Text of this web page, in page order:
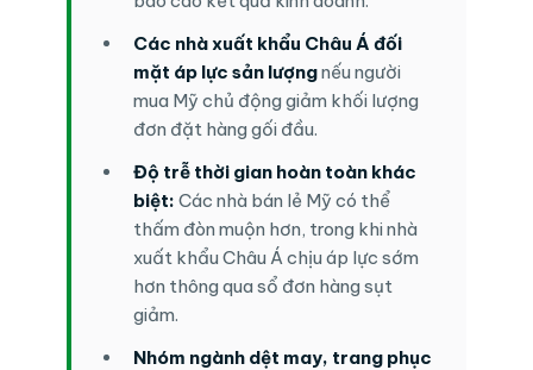
Các nhà xuất khẩu Châu Á đối
mặt áp lực sản lượngnếu người
mua Mỹ chủ động giảm khối lượng
đơn đặt hàng gối đầu.
Độ trễ thời gian hoàn toàn khác
biệt: Các nhà bán lẻ Mỹ có thể
thấm đòn muộn hơn, trong khi nhà
xuất khẩu Châu Á chịu áp lực sớm
hơn thông qua sổ đơn hàng sụt
giảm.
Nhóm ngành dệt may, trang phục